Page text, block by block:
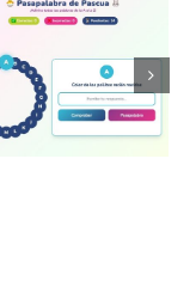
de
Pascua